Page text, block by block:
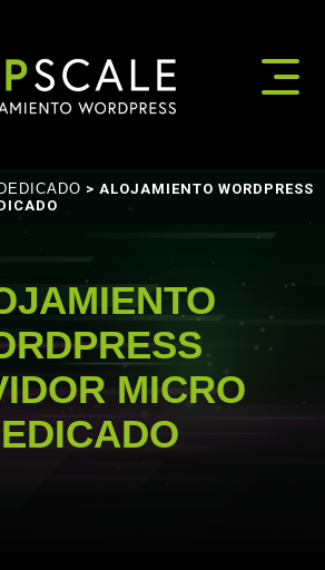
> ALOJAMIENTO WORDPRESS
MICRO